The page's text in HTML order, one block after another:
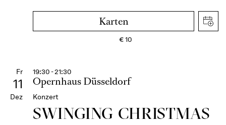
Karten
€10
Fr
11
Dez
19:30 - 21:30
Opernhaus Düsseldorf
Konzert
SWINGING CHRIST­MAS